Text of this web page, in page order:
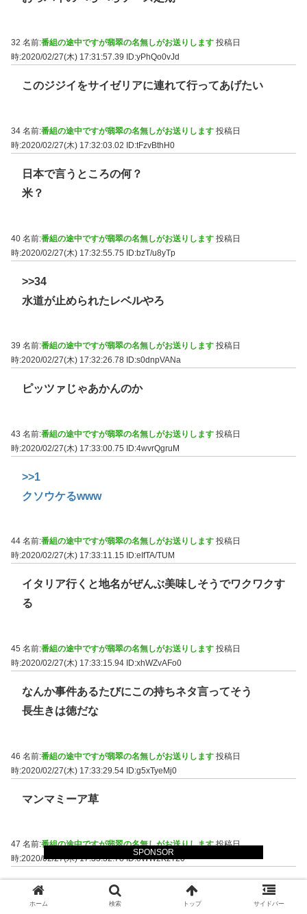
SPONSOR
32 名前:番組の途中ですが翡翠の名無しがお送りします 投稿日
時:2020/02/27(木) 17:31:57.39
ID:yPhQo0vJd
このジジイをサイゼリアに連れて行ってあげたい
34 名前:番組の途中ですが翡翠の名無しがお送りします 投稿日
時:2020/02/27(木) 17:32:03.02
ID:tFzvBthH0
日本で言うところの何？
米？
40 名前:番組の途中ですが翡翠の名無しがお送りします 投稿日
時:2020/02/27(木) 17:32:55.75 ID:bzT/u8yTp
>>34
水道が止められたレベルやろ
39 名前:番組の途中ですが翡翠の名無しがお送りします 投稿日
時:2020/02/27(木) 17:32:26.78 ID:s0dnpVANa
ピッツァじゃあかんのか
43 名前:番組の途中ですが翡翠の名無しがお送りします 投稿日
時:2020/02/27(木) 17:33:00.75 ID:4wvrQgruM
>>1
クソウケるwww
44 名前:番組の途中ですが翡翠の名無しがお送りします 投稿日
時:2020/02/27(木) 17:33:11.15
ID:eIfTA/TUM
イタリア行くと地名がぜんぶ美味しそうでワクワクす
る
45 名前:番組の途中ですが翡翠の名無しがお送りします 投稿日
時:2020/02/27(木) 17:33:15.94 ID:xhWZvAFo0
なんか事件あるたびにこの持ちネタ言ってそう
長生きは徳だな
46 名前:番組の途中ですが翡翠の名無しがお送りします 投稿日
時:2020/02/27(木) 17:33:29.54 ID:g5xTyeMj0
マンマミーア草
47 名前:番組の途中ですが翡翠の名無しがお送りします投稿日
時:2020/02/27(木) 17:33:32.78ID:oWW2KzT20
大阪でいうと小麦粉が売り切れるようなもんか
ホーム 検索 トップ サイドバー